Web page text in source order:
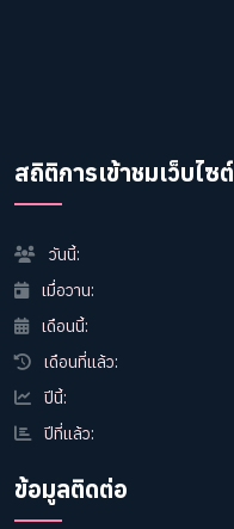
สถิติการเข้าชมเว็บไซต์
วันนี้:
เมื่อวาน:
เดือนนี้:
เดือนที่แล้ว:
ปีนี้:
ปีที่แล้ว:
ข้อมูลติดต่อ